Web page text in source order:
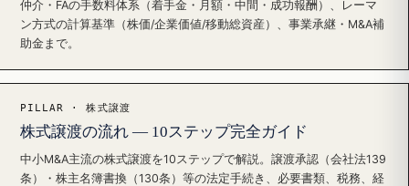
仲介・FAの手数料体系（着手金・月額・中間・成功報酬）、レーマ
ン方式の計算基準（株価/企業価値/移動総資産）、事業承継・M&A補
助金まで。
PILLAR · 株式譲渡
株式譲渡の流れ — 10ステップ完全ガイド
中小M&A主流の株式譲渡を10ステップで解説。譲渡承認（会社法139
条）・株主名簿書換（130条）等の法定手続き、必要書類、税務、経